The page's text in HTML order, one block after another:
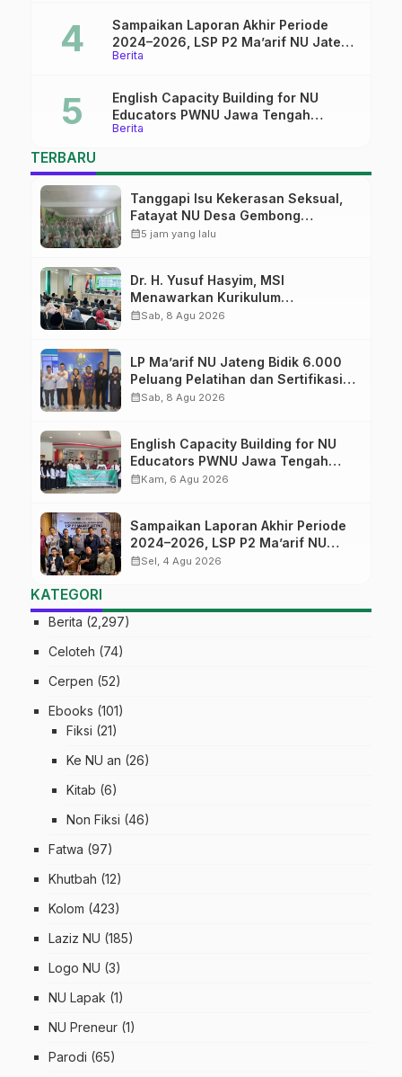
Berita
Sampaikan Laporan Akhir Periode
2024–2026, LSP P2 Ma’arif NU Jateng
Mantapkan Sinergi Link and Match
Berita
English Capacity Building for NU
Educators PWNU Jawa Tengah
Batch#4; Membuka Jalan Menuju
TERBARU
Tanggapi Isu Kekerasan Seksual,
Fatayat NU Desa Gembong
Datangkan Aktifis HAM
calendar_month5 jam yang lalu
Dr. H. Yusuf Hasyim, MSI
Menawarkan Kurikulum
Diversifikasi, Harapan Baru dalam
calendar_monthSab, 8 Agu 2026
LP Ma’arif NU Jateng Bidik 6.000
Peluang Pelatihan dan Sertifikasi
bagi Lulusan SMK
calendar_monthSab, 8 Agu 2026
English Capacity Building for NU
Educators PWNU Jawa Tengah
Batch#4; Membuka Jalan Menuju
calendar_monthKam, 6 Agu 2026
Sampaikan Laporan Akhir Periode
2024–2026, LSP P2 Ma’arif NU
Jateng Mantapkan Sinergi Link and
calendar_monthSel, 4 Agu 2026
KATEGORI
Berita (2,297)
Celoteh (74)
Cerpen (52)
Ebooks (101)
Fiksi (21)
Ke NU an (26)
Kitab (6)
Non Fiksi (46)
Fatwa (97)
Khutbah (12)
Kolom (423)
Laziz NU (185)
Logo NU (3)
NU Lapak (1)
NU Preneur (1)
Parodi (65)